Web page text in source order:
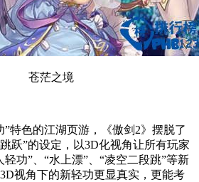
苍茫之境
色的江湖页游，《傲剑2》摆脱了
跃”的设定，以3D化视角让所有玩家
功”、“水上漂”、“凌空二段跳”等新
视角下的新轻功更显真实，更能考